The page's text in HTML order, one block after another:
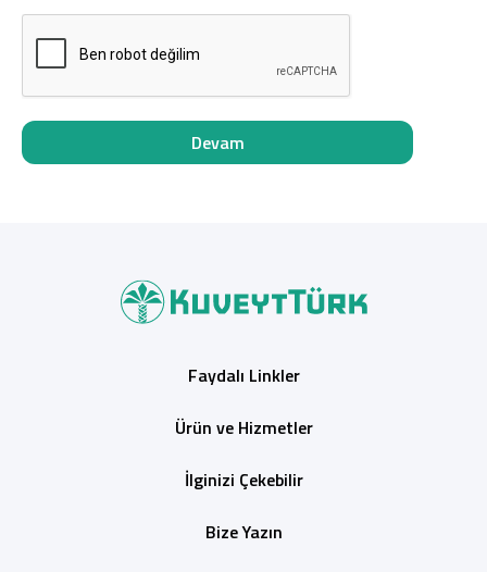
Devam
Faydalı Linkler
Ürün ve Hizmetler
İlginizi Çekebilir
Bize Yazın